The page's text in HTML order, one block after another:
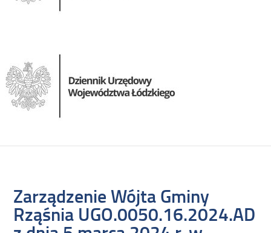
Zarządzenie Wójta Gminy
Rząśnia UGO.0050.16.2024.AD